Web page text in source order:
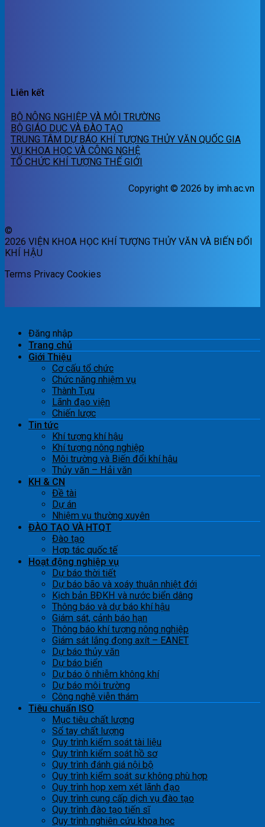
Liên kết
BỘ NÔNG NGHIỆP VÀ MÔI TRƯỜNG
BỘ GIÁO DỤC VÀ ĐÀO TẠO
TRUNG TÂM DỰ BÁO KHÍ TƯỢNG THỦY VĂN QUỐC GIA
VỤ KHOA HỌC VÀ CÔNG NGHỆ
TỔ CHỨC KHÍ TƯỢNG THẾ GIỚI
Copyright © 2026 by imh.ac.vn
©
2026 VIỆN KHOA HỌC KHÍ TƯỢNG THỦY VĂN VÀ BIẾN ĐỔI
KHÍ HẬU
Terms Privacy Cookies
Đăng nhập
Trang chủ
Giới Thiệu
Cơ cấu tổ chức
Chức năng nhiệm vụ
Thành Tựu
Lãnh đạo viện
Chiến lược
Tin tức
Khí tượng khí hậu
Khí tượng nông nghiệp
Môi trường và Biến đổi khí hậu
Thủy văn – Hải văn
KH & CN
Đề tài
Dự án
Nhiệm vụ thường xuyên
ĐÀO TẠO VÀ HTQT
Đào tạo
Hợp tác quốc tế
Hoạt động nghiệp vụ
Dự báo thời tiết
Dự báo bão và xoáy thuận nhiệt đới
Kịch bản BĐKH và nước biển dâng
Thông báo và dự báo khí hậu
Giám sát, cảnh báo hạn
Thông báo khí tượng nông nghiệp
Giám sát lắng đọng axít – EANET
Dự báo thủy văn
Dự báo biển
Dự báo ô nhiễm không khí
Dự báo môi trường
Công nghệ viễn thám
Tiêu chuẩn ISO
Mục tiêu chất lượng
Sổ tay chất lượng
Quy trình kiểm soát tài liệu
Quy trình kiểm soát hồ sơ
Quy trình đánh giá nội bộ
Quy trình kiểm soát sự không phù hợp
Quy trình họp xem xét lãnh đạo
Quy trình cung cấp dịch vụ đào tạo
Quy trình đào tạo tiến sĩ
Quy trình nghiên cứu khoa học